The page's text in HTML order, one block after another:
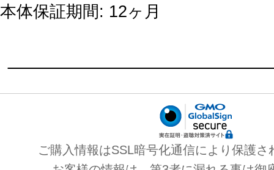
本体保証期間: 12ヶ月
ご購入情報はSSL暗号化通信により保護さ